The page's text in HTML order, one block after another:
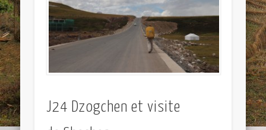
J24 Dzogchen et visite